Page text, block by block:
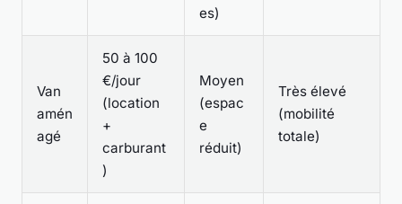
es)
Van
amén
agé
50 à 100
€/jour
(location
+
carburant
)
Moyen
(espac
e
réduit)
Très élevé
(mobilité
totale)